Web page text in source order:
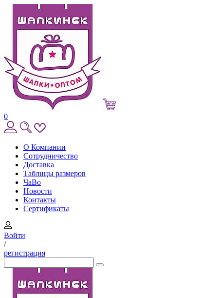
0
О Компании
Сотрудничество
Доставка
Таблицы размеров
ЧаВо
Новости
Контакты
Сертификаты
Войти
/
регистрация